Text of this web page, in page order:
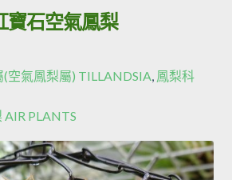
寶石空氣鳳梨
(空氣鳳梨屬) TILLANDSIA 鳳梨科
AIR PLANTS